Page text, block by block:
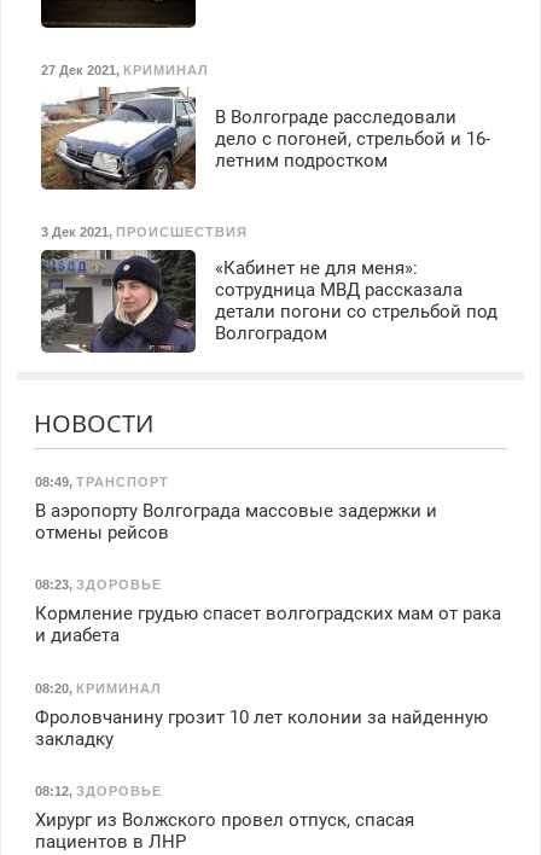
27 Дек 2021, КРИМИНАЛ
В Волгограде расследовали
дело с погоней, стрельбой и 16-
летним подростком
3 Дек 2021, ПРОИСШЕСТВИЯ
«Кабинет не для меня»:
сотрудница МВД рассказала
детали погони со стрельбой под
Волгоградом
НОВОСТИ
08:49, ТРАНСПОРТ
В аэропорту Волгограда массовые задержки и
отмены рейсов
08:23, ЗДОРОВЬЕ
Кормление грудью спасет волгоградских мам от рака
и диабета
08:20, КРИМИНАЛ
Фроловчанину грозит 10 лет колонии за найденную
закладку
08:12, ЗДОРОВЬЕ
Хирург из Волжского провел отпуск, спасая
пациентов в ЛНР